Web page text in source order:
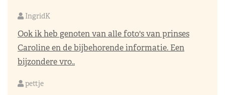
IngridK
Ook ik heb genoten van alle foto's van prinses
Caroline en de bijbehorende informatie. Een
bijzondere vro..
pettje